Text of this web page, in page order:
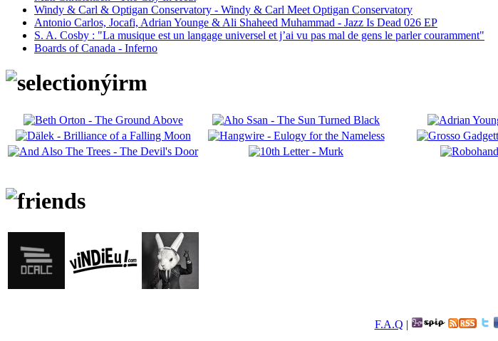
Windy & Carl & Optigan Conservatory - Windy & Carl Meet Optigan Conservatory
Antonio Carlos, Jocafi, Adrian Younge & Ali Shaheed Muhammad - Jazz Is Dead 026 EP
S. A. Cosby : "La musique est un langage universel et j’ai vu pas mal de gens le parler couramment"
Boards of Canada - Inferno
F.A.Q |